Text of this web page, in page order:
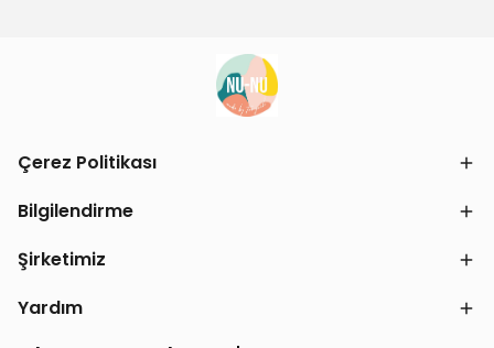
Çerez Politikası
Bilgilendirme
Şirketimiz
Yardım